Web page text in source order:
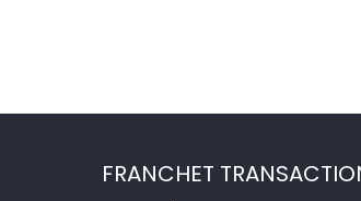
FRANCHET